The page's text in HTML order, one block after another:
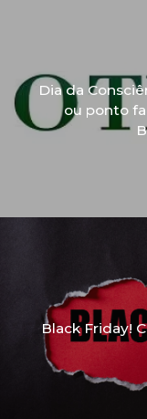
Dia da
ou ponto
Black Friday!